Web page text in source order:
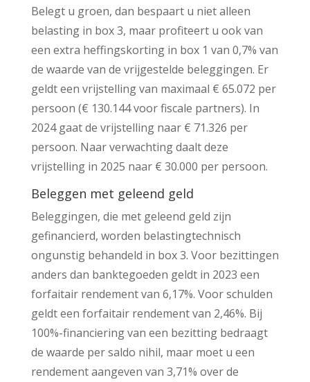
Belegt u groen, dan bespaart u niet alleen
belasting in box 3, maar profiteert u ook van
een extra heffingskorting in box 1 van 0,7% van
de waarde van de vrijgestelde beleggingen. Er
geldt een vrijstelling van maximaal € 65.072 per
persoon (€ 130.144 voor fiscale partners). In
2024 gaat de vrijstelling naar € 71.326 per
persoon. Naar verwachting daalt deze
vrijstelling in 2025 naar € 30.000 per persoon.
Beleggen met geleend geld
Beleggingen, die met geleend geld zijn
gefinancierd, worden belastingtechnisch
ongunstig behandeld in box 3. Voor bezittingen
anders dan banktegoeden geldt in 2023 een
forfaitair rendement van 6,17%. Voor schulden
geldt een forfaitair rendement van 2,46%. Bij
100%-financiering van een bezitting bedraagt
de waarde per saldo nihil, maar moet u een
rendement aangeven van 3,71% over de